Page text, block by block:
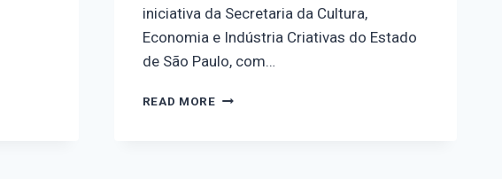
iniciativa da Secretaria da Cultura,
Economia e Indústria Criativas do Estado
de São Paulo, com…
READ MORE